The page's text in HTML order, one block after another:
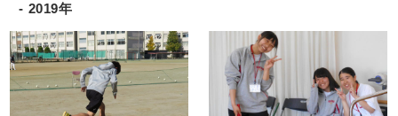
2019年